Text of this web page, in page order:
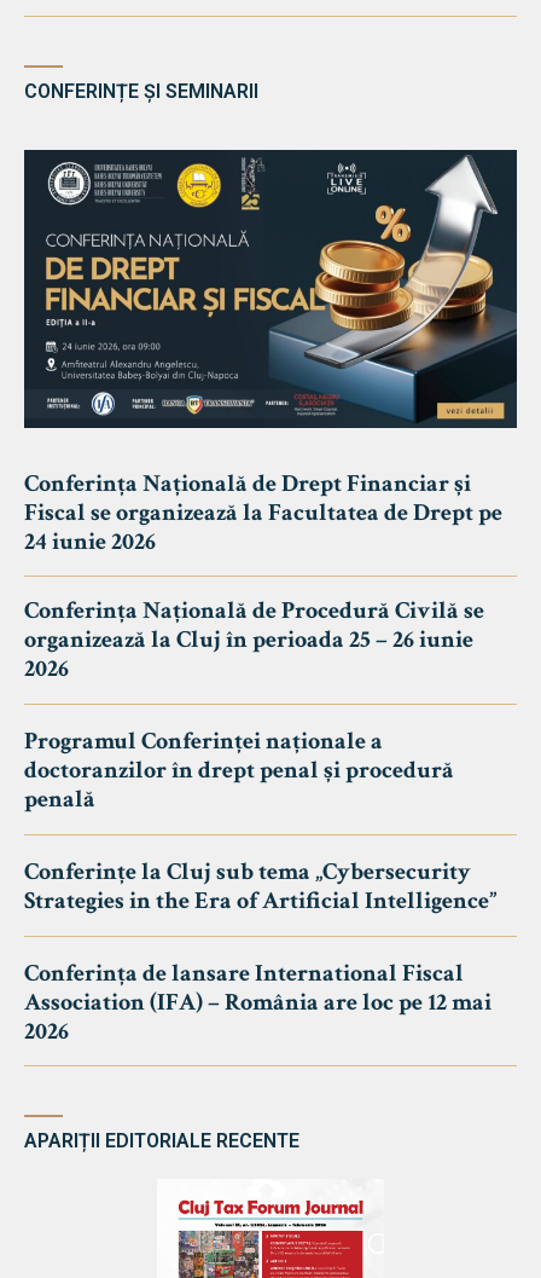
CONFERINȚE ȘI SEMINARII
Conferința Națională de Drept Financiar și
Fiscal se organizează la Facultatea de Drept pe
24 iunie 2026
Conferința Națională de Procedură Civilă se
organizează la Cluj în perioada 25 – 26 iunie
2026
Programul Conferinței naționale a
doctoranzilor în drept penal și procedură
penală
Conferințe la Cluj sub tema „Cybersecurity
Strategies in the Era of Artificial Intelligence”
Conferința de lansare International Fiscal
Association (IFA) – România are loc pe 12 mai
2026
APARIȚII EDITORIALE RECENTE